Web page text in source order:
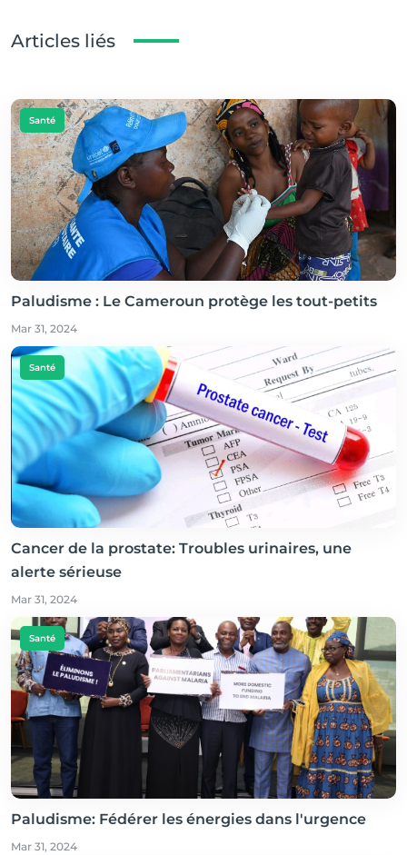
Articles liés
Santé
Paludisme : Le Cameroun protège les tout-petits
Mar 31, 2024
Santé
Cancer de la prostate: Troubles urinaires, une
alerte sérieuse
Mar 31, 2024
Santé
Paludisme: Fédérer les énergies dans l'urgence
Mar 31, 2024